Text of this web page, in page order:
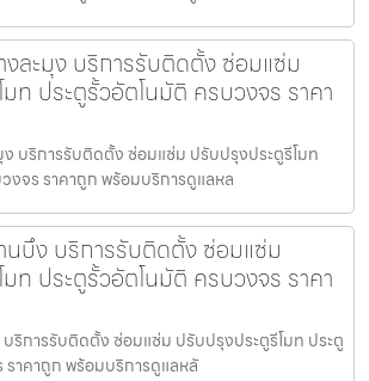
ละมุง บริการรับติดตั้ง ซ่อมแซ่ม
ท ประตูรั้วอัตโนมัติ ครบวงจร ราคา
บริการรับติดตั้ง ซ่อมแซ่ม ปรับปรุงประตูรีโมท
งจร ราคาถูก พร้อมบริการดูแลหล
นบึง บริการรับติดตั้ง ซ่อมแซ่ม
ท ประตูรั้วอัตโนมัติ ครบวงจร ราคา
ริการรับติดตั้ง ซ่อมแซ่ม ปรับปรุงประตูรีโมท ประตู
าคาถูก พร้อมบริการดูแลหลั